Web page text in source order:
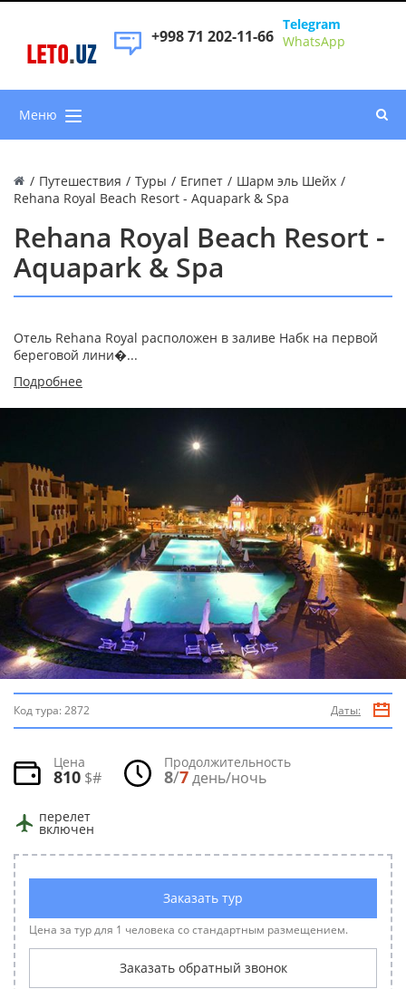
LETO.UZ
+998 71 202-11-66
Telegram
WhatsApp
Меню
/ Путешествия / Туры / Египет / Шарм эль Шейх /
Rehana Royal Beach Resort - Aquapark & Spa
Rehana Royal Beach Resort -
Aquapark & Spa
Отель Rehana Royal расположен в заливе Набк на первой
береговой лини�...
Подробнее
Код тура:2872 Даты:
Цена
810 $#
Продолжительность
8/7день/ночь
перелет
включен
Заказать тур
Цена за тур для 1 человека со стандартным размещением.
Заказать обратный звонок